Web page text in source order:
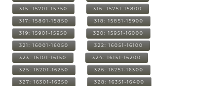
315: 15701-15750 316: 15751-15800
317: 15801-15850 318: 15851-15900
319: 15901-15950 320: 15951-16000
321: 16001-16050 322: 16051-16100
323: 16101-16150 324: 16151-16200
325: 16201-16250 326: 16251-16300
327: 16301-16350 328: 16351-16400